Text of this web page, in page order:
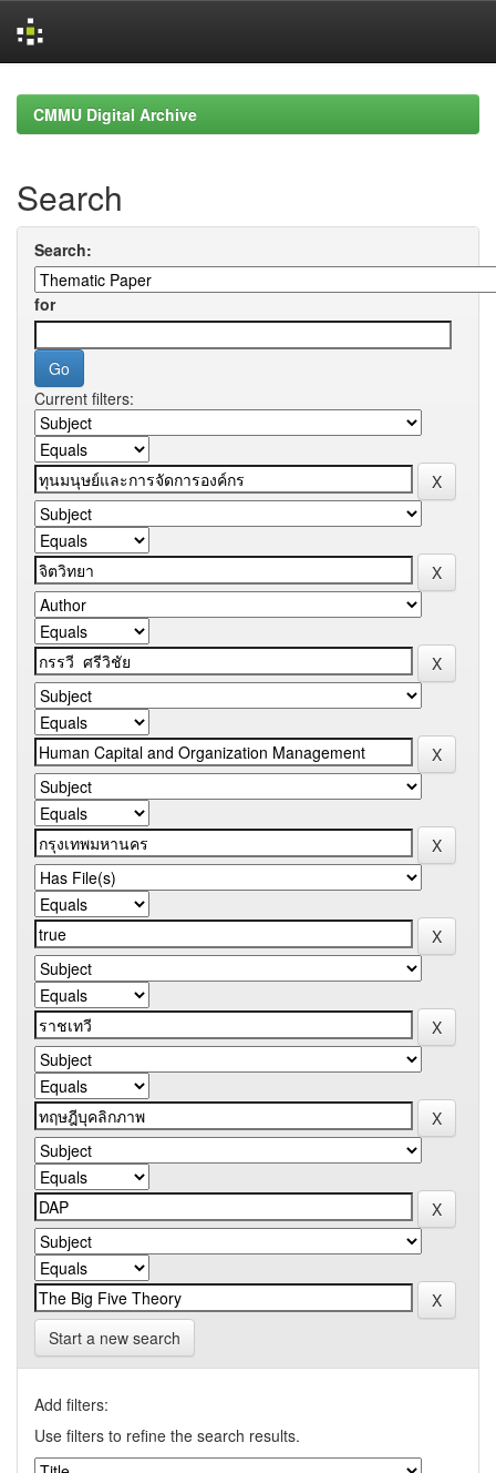
navigationCMMU Digital Archive
Search
Search:
for
Current filters:
Start a new search
Add filters:
Use filters to refine the search results.